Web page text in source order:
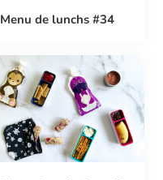
Menu de lunchs #34